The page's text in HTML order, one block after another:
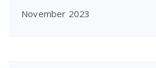
November 2023